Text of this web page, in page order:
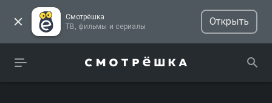
Смотрёшка
ТВ, фильмы и сериалы
Открыть